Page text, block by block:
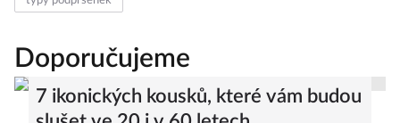
Doporučujeme
7 ikonických kousků, které vám budou